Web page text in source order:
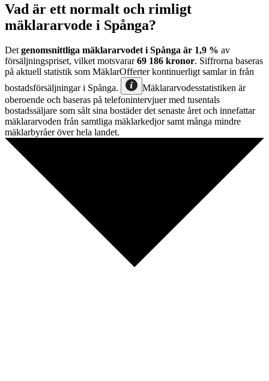
Vad är ett normalt och rimligt
mäklararvode i Spånga?
Detgenomsnittliga mäklararvodeti Spånga är 1,9 % av
försäljningspriset, vilket motsvarar69 186 kronor. Siffrorna baseras
på aktuell statistik som MäklarOfferter kontinuerligt samlar in från
bostadsförsäljningari Spånga.
Mäklararvodesstatistiken är
oberoende och baseras på telefonintervjuer med tusentals
bostadssäljare som sålt sina bostäder det senaste året och innefattar
mäklararvoden från samtliga mäklarkedjor samt många mindre
mäklarbyråer över hela landet.